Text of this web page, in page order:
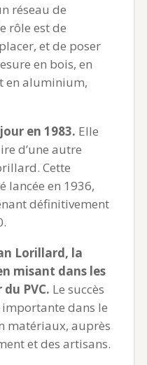
réseau de
rôle est de
et de poser
en bois, en
en aluminium,
en 1983. Elle
d’une autre
Cette
lancée en 1936,
définitivement
Lorillard, la
misant dans les
du PVC. Le succès
dans le
matériaux, auprès
et des artisans.